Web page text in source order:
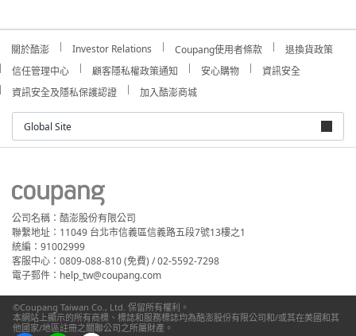
關於酷澎 Investor Relations Coupang使用者條款
退換貨政策
信任管理中心
顧客隱私權政策通知 安心購物
資訊安全
資訊安全及隱私保護認證
加入酷澎商城
Global Site
公司名稱：酷澎股份有限公司
聯繫地址：11049 台北市信義區信義路五段7號13樓之1
統編：91002999
客服中心：0809-088-810 (免費) / 02-5592-7298
電子郵件：help_tw@coupang.com
©Coupang Taiwan Co., Ltd. 保留所有權利。
本網站上顯示的所有商標、標誌和服務標誌均為酷澎股份有限公司和/或其在美國和其
他國家/地區註冊之關聯公司之所屬財產。